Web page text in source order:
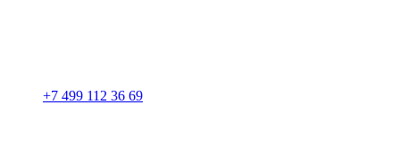
+7 499 112 36 69